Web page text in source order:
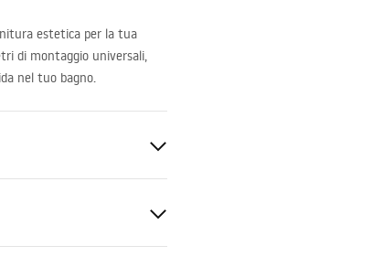
estetica per la tua
di montaggio universali,
nel tuo bagno.